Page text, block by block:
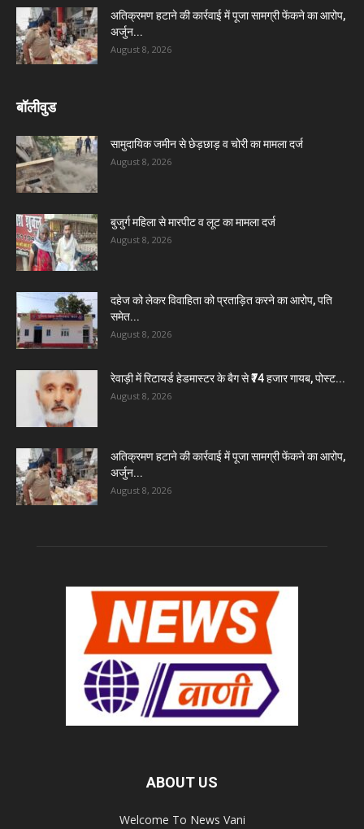
अतिक्रमण हटाने की कार्रवाई में पूजा सामग्री फेंकने का आरोप,
अर्जुन...
August 8, 2026
बॉलीवुड
सामुदायिक जमीन से छेड़छाड़ व चोरी का मामला दर्ज
August 8, 2026
बुजुर्ग महिला से मारपीट व लूट का मामला दर्ज
August 8, 2026
दहेज को लेकर विवाहिता को प्रताड़ित करने का आरोप, पति
समेत...
August 8, 2026
रेवाड़ी में रिटायर्ड हेडमास्टर के बैग से ₹74 हजार गायब, पोस्ट...
August 8, 2026
अतिक्रमण हटाने की कार्रवाई में पूजा सामग्री फेंकने का आरोप,
अर्जुन...
August 8, 2026
ABOUT US
Welcome To News Vani